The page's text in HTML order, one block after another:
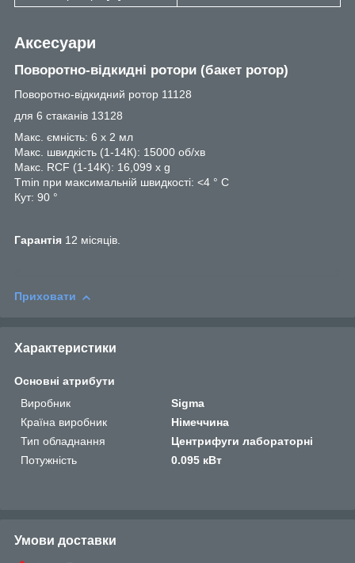
Аксесуари
Поворотно-відкидні ротори (бакет ротор)
Поворотно-відкидний ротор 11128
для 6 стаканів 13128
Макс. ємність: 6 х 2 мл
Макс. швидкість (1-14К): 15000 об/хв
Макс. RCF (1-14K): 16,099 x g
Tmin при максимальній швидкості: <4 ° C
Кут: 90 °
Гарантія 12 місяців.
Приховати
Характеристики
Основні атрибути
Виробник
Sigma
Країна виробник
Німеччина
Тип обладнання
Центрифуги лабораторні
Потужність
0.095 кВт
Умови доставки